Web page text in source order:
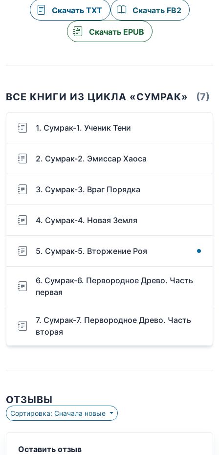
Скачать TXT Скачать FB2
Скачать EPUB
ВСЕ КНИГИ ИЗ ЦИКЛА «СУМРАК» (7)
1. Сумрак-1. Ученик Тени
2. Сумрак-2. Эмиссар Хаоса
3. Сумрак-3. Враг Порядка
4. Сумрак-4. Новая Земля
5. Сумрак-5. Вторжение Роя
6. Сумрак-6. Первородное Древо. Часть
первая
7. Сумрак-7. Первородное Древо. Часть
вторая
ОТЗЫВЫ
Сортировка: Сначала новые
Оставить отзыв